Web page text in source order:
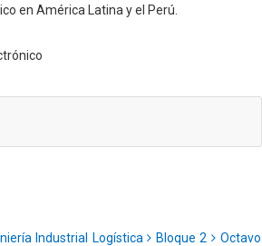
en América Latina y el Perú.
Industrial Logística Bloque 2
Octavo